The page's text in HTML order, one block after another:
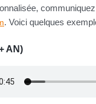
. Voici quelques
AN)